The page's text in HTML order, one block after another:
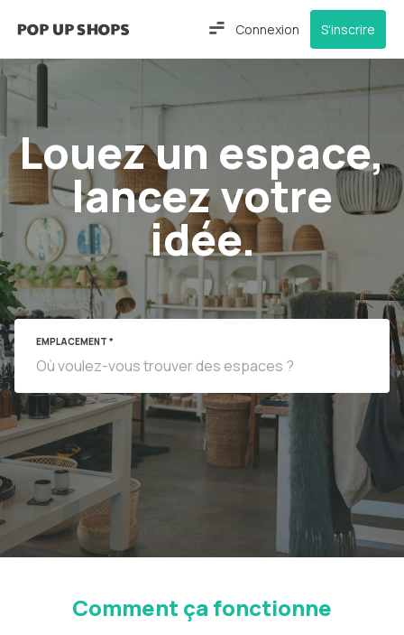
Connexion S'inscrire
Louez un espace,
lancez votre
idée.
EMPLACEMENT *
Comment ça fonctionne